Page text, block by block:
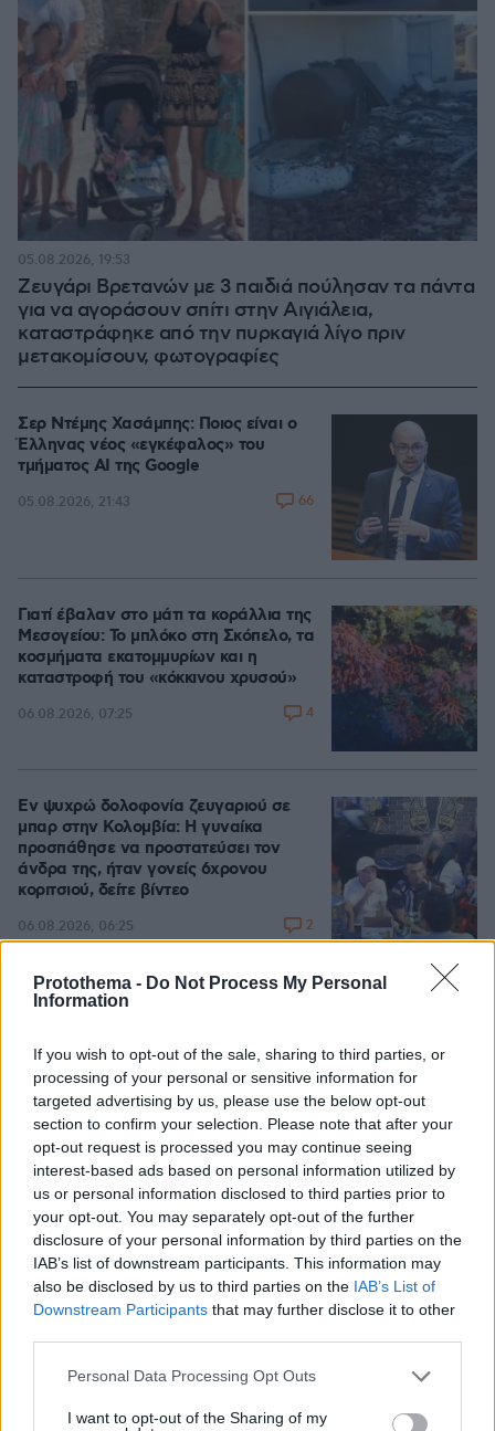
Protothema - Do Not Process My Personal
Information
If you wish to opt-out of the sale, sharing to third parties, or
processing of your personal or sensitive information for
targeted advertising by us, please use the below opt-out
section to confirm your selection. Please note that after your
opt-out request is processed you may continue seeing
interest-based ads based on personal information utilized by
us or personal information disclosed to third parties prior to
your opt-out. You may separately opt-out of the further
disclosure of your personal information by third parties on the
IAB’s list of downstream participants. This information may
also be disclosed by us to third parties on the IAB’s List of
Downstream Participants that may further disclose it to other
Please note that this website/app uses one or more Google
not limited to your visit or usage behaviour. You may click to
Personal Data Processing Opt Outs
I want to opt-out of the Sharing of my
Ζευγάρι Βρετανών με 3 παιδιά πούλησαν τα πάντα
για να αγοράσουν σπίτι στην Αιγιάλεια,
καταστράφηκε από την πυρκαγιά λίγο πριν
μετακομίσουν, φωτογραφίες
05.08.2026, 19:53
Σερ Ντέμης Χασάμπης: Ποιος είναι ο
Έλληνας νέος «εγκέφαλος» του
τμήματος AI της Google
05.08.2026, 21:43 66
Γιατί έβαλαν στο μάτι τα κοράλλια της
Μεσογείου: Το μπλόκο στη Σκόπελο, τα
κοσμήματα εκατομμυρίων και η
καταστροφή του «κόκκινου χρυσού»
06.08.2026, 07:25 4
Εν ψυχρώ δολοφονία ζευγαριού σε
μπαρ στην Κολομβία: Η γυναίκα
προσπάθησε να προστατεύσει τον
άνδρα της, ήταν γονείς 6χρονου
κοριτσιού, δείτε βίντεο
06.08.2026, 06:25 2
Νέα καρφιά Αυγερινού για την
δημοκρατία θα τους χαλάσει το όνειρο
06.08.2026, 07:01 22
Βίντεο: Ο Ήλιος όπως δεν τον έχουμε
ξαναδεί, οι πιο λεπτομερείς εικόνες
που έχουν καταγραφεί ποτέ
06.08.2026, 07:14
Δείτε βίντεο: Υποψήφιος
προκαλεί βρίζοντας γυναίκες, πέφτει